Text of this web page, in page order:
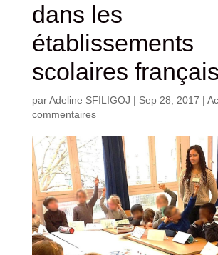
dans les
établissements
scolaires français
parAdeline SFILIGOJ | Sep 28, 2017 |
commentaires